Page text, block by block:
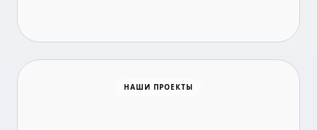
НАШИ ПРОЕКТЫ
Время новостей